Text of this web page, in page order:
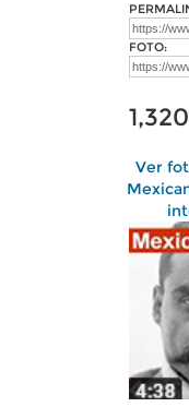
FOTO:
1,320
Ver